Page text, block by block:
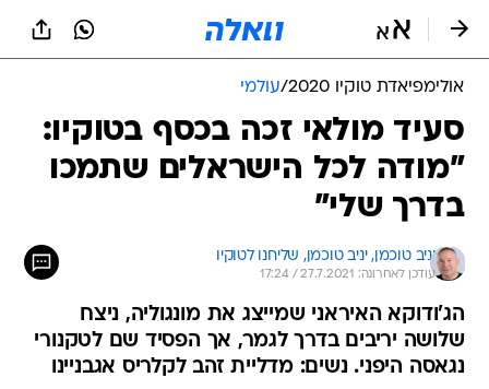
אולימפיאדת טוקיו 2020 /עולמי
סעיד מולאי זכה בכסף בטוקיו:
"מודה לכל הישראלים שתמכו
בדרך שלי"
יניב טוכמן, יניב טוכמן, שליחנו לטוקיו
עודכן לאחרונה: 27.7.2021 / 17:24
הג'ודוקא האיראני שמייצג את מונגוליה, ניצח
שלושה יריבים בדרך לגמר, אך הפסיד שם לטקנורי
נגאסה היפני. נשים: מדליית זהב לקלריס אגבניינו